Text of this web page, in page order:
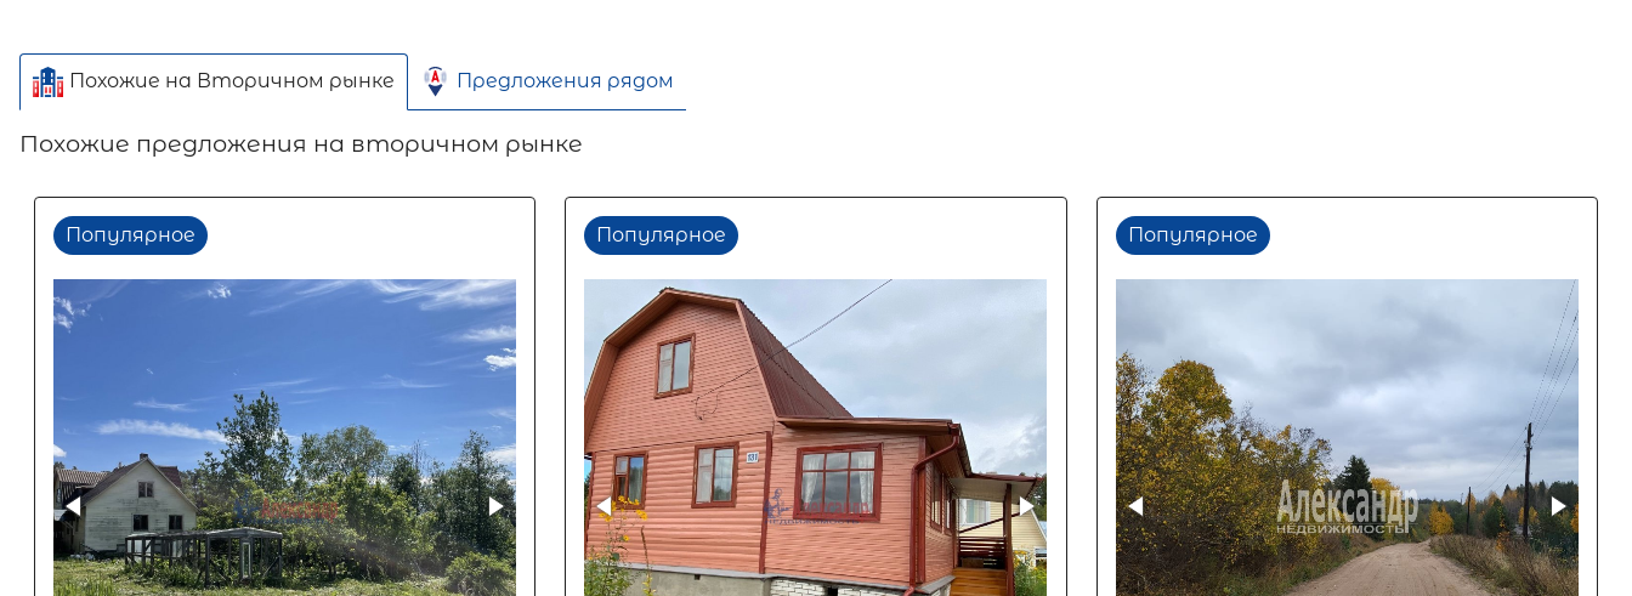
Похожие на Вторичном рынке Предложения рядом
Похожие предложения на вторичном рынке
Популярное Популярное Популярное